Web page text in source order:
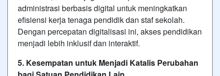
administrasi berbasis digital untuk meningkatkan
efisiensi kerja tenaga pendidik dan staf sekolah.
Dengan percepatan digitalisasi ini, akses pendidikan
menjadi lebih inklusif dan interaktif.
5. Kesempatan untuk Menjadi Katalis Perubahan